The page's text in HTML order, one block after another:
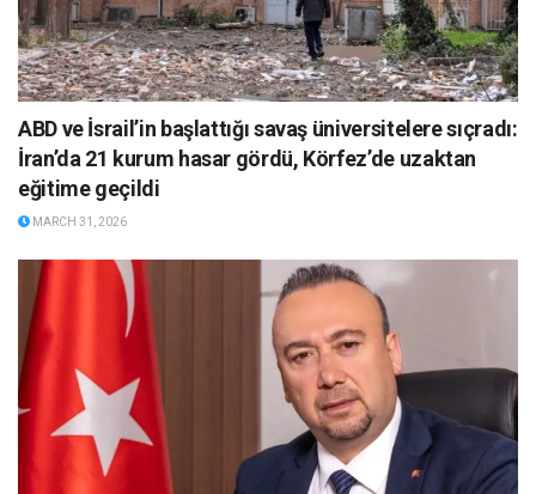
ABD ve İsrail’in başlattığı savaş üniversitelere sıçradı:
İran’da 21 kurum hasar gördü, Körfez’de uzaktan
eğitime geçildi
MARCH 31, 2026